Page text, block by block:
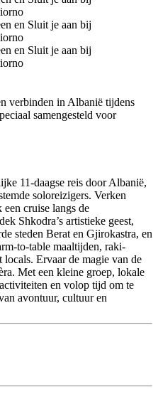
verbinden in Albanië tijdens
samengesteld voor
11-daagse reis door Albanië,
soloreizigers. Verken
een cruise langs de
Shkodra’s artistieke geest,
steden Berat en Gjirokastra, en
to-table maaltijden, raki-
Ervaar de magie van de
Met een kleine groep, lokale
en volop tijd om te
avontuur, cultuur en